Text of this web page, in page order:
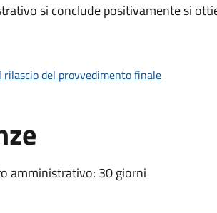
si conclude positivamente si
del provvedimento finale
amministrativo: 30 giorni